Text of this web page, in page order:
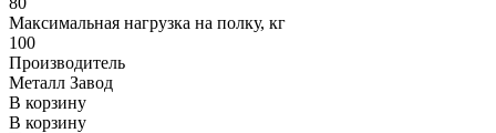
Максимальная нагрузка на полку, кг
100
Производитель
Металл Завод
В корзину
В корзину